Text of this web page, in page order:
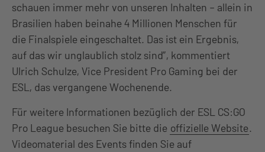
schauen immer mehr von unseren Inhalten – allein in
Brasilien haben beinahe 4 Millionen Menschen für
die Finalspiele eingeschaltet. Das ist ein Ergebnis,
auf das wir unglaublich stolz sind”, kommentiert
Ulrich Schulze, Vice President Pro Gaming bei der
ESL, das vergangene Wochenende.
Für weitere Informationen bezüglich der ESL CS:GO
Pro League besuchen Sie bitte die offizielle Website.
Videomaterial des Events finden Sie auf